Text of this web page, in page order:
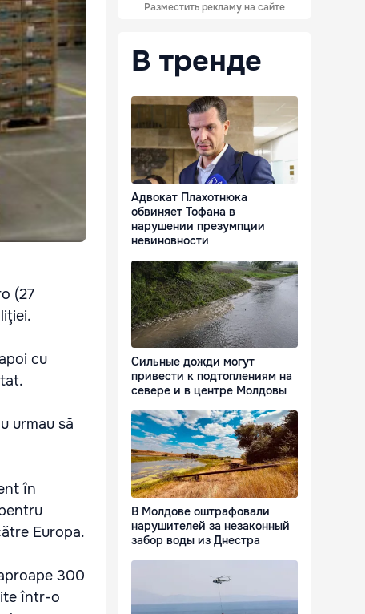
(27
cu
urmau să
în
Europa.
300
într-o
Разместить рекламу на сайте
В тренде
Адвокат Плахотнюка
обвиняет Тофана в
нарушении презумпции
невиновности
Сильные дожди могут
привести к подтоплениям на
севере и в центре Молдовы
В Молдове оштрафовали
нарушителей за незаконный
забор воды из Днестра